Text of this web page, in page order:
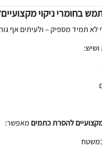
בחומרי ניקוי מקצועיים?
לא תמיד מספיק – ולעיתים אף
להסרת כתמיםמאפשר: